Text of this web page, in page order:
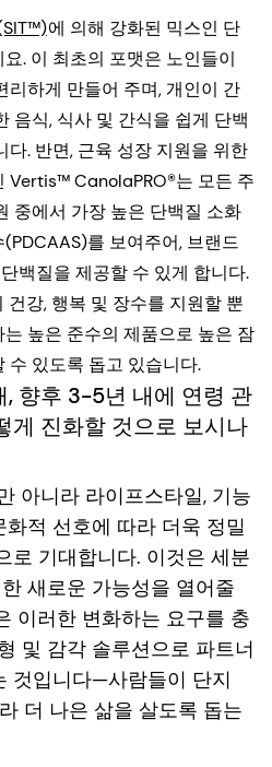
에 의해 강화된 믹스인 단
. 이 최초의 포맷은 노인들이
리하게 만들어 주며, 개인이 간
음식, 식사 및 간식을 쉽게 단백
다. 반면, 근육 성장 지원을 위한
Vertis™ CanolaPRO®는 모든 주
중에서 가장 높은 단백질 소화
를 보여주어, 브랜드
백질을 제공할 수 있게 합니다.
강, 행복 및 장수를 지원할 뿐
높은 준수의 제품으로 높은 잠
수 있도록 돕고 있습니다.
, 향후 3-5년 내에 연령 관
게 진화할 것으로 보시나
아니라 라이프스타일, 기능
적 선호에 따라 더욱 정밀
로 기대합니다. 이것은 세분
새로운 가능성을 열어줄
이러한 변화하는 요구를 충
및 감각 솔루션으로 파트너
것입니다—사람들이 단지
더 나은 삶을 살도록 돕는